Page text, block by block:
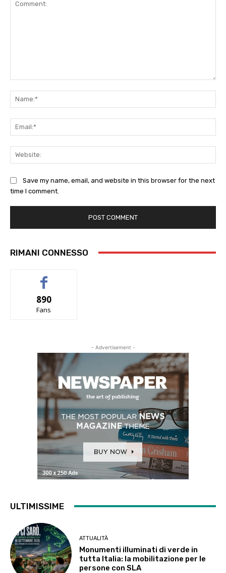
Save my name, email, and website in this browser for the next
time I comment.
RIMANI CONNESSO
890
Fans
- Advertisement -
ULTIMISSIME
ATTUALITÀ
Monumenti illuminati di verde in
tutta Italia: la mobilitazione per le
persone con SLA